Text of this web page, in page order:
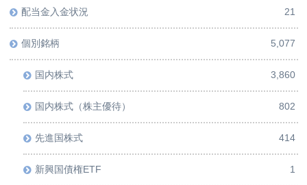
配当金入金状況 21
個別銘柄 5,077
国内株式 3,860
国内株式（株主優待） 802
先進国株式 414
新興国債権ETF 1